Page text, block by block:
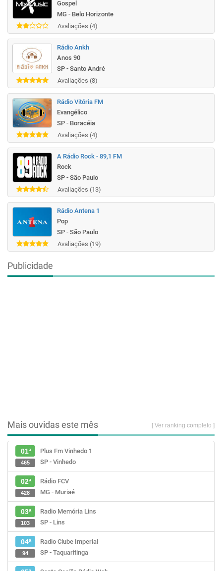
Gospel
MG - Belo Horizonte
Avaliações (4)
Rádio Ankh
Anos 90
SP - Santo André
Avaliações (8)
Rádio Vitória FM
Evangélico
SP - Boracéia
Avaliações (4)
A Rádio Rock - 89,1 FM
Rock
SP - São Paulo
Avaliações (13)
Rádio Antena 1
Pop
SP - São Paulo
Avaliações (19)
Publicidade
Mais ouvidas este mês [ Ver ranking completo ]
01ª
Plus Fm Vinhedo 1
SP - Vinhedo
465
02ª
Rádio FCV
MG - Muriaé
428
03ª
Radio Memória Lins
SP - Lins
103
04ª
Radio Clube Imperial
SP - Taquaritinga
94